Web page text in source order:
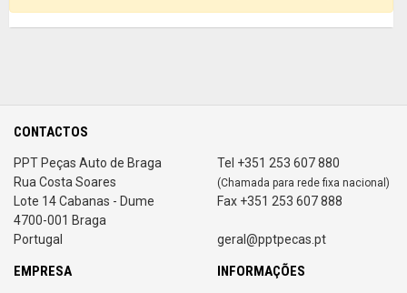
CONTACTOS
PPT Peças Auto de Braga
Rua Costa Soares
Lote 14 Cabanas - Dume
4700-001 Braga
Portugal
Tel +351 253 607 880
(Chamada para rede fixa nacional)
Fax +351 253 607 888
geral@pptpecas.pt
EMPRESA INFORMAÇÕES